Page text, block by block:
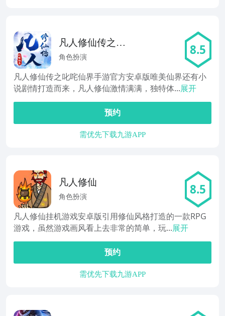
凡人修仙传之叱
咤仙界
角色扮演 8.5
凡人修仙传之叱咤仙界手游官方安卓版唯美仙界还有小
说剧情打造而来，凡人修仙激情满满，独特体...展开
预约
需优先下载九游APP
凡人修仙
角色扮演 8.5
凡人修仙挂机游戏安卓版引用修仙风格打造的一款RPG
游戏，虽然游戏画风看上去非常的简单，玩...展开
预约
需优先下载九游APP